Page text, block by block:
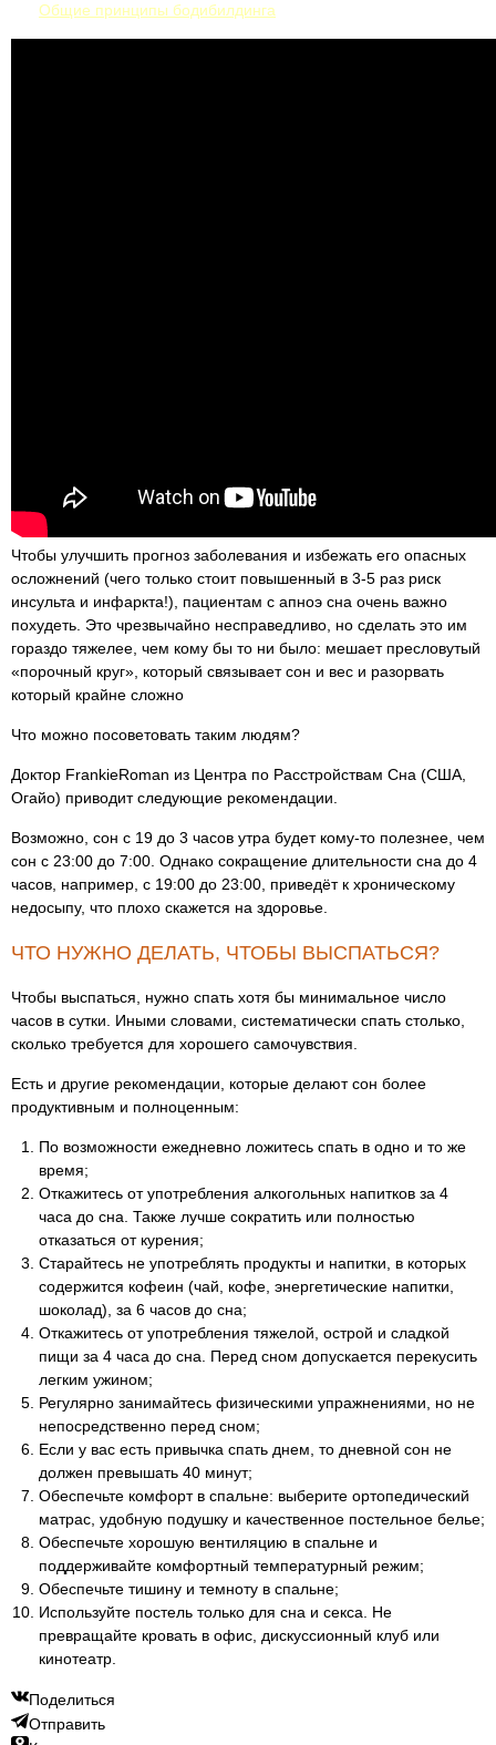
Общие принципы бодибилдинга
Чтобы улучшить прогноз заболевания и избежать его опасных
осложнений (чего только стоит повышенный в 3-5 раз риск
инсульта и инфаркта!), пациентам с апноэ сна очень важно
похудеть. Это чрезвычайно несправедливо, но сделать это им
гораздо тяжелее, чем кому бы то ни было: мешает пресловутый
«порочный круг», который связывает сон и вес и разорвать
который крайне сложно
Что можно посоветовать таким людям?
Доктор FrankieRoman из Центра по Расстройствам Сна (США,
Огайо) приводит следующие рекомендации.
Возможно, сон с 19 до 3 часов утра будет кому-то полезнее, чем
сон с 23:00 до 7:00. Однако сокращение длительности сна до 4
часов, например, с 19:00 до 23:00, приведёт к хроническому
недосыпу, что плохо скажется на здоровье.
ЧТО НУЖНО ДЕЛАТЬ, ЧТОБЫ ВЫСПАТЬСЯ?
Чтобы выспаться, нужно спать хотя бы минимальное число
часов в сутки. Иными словами, систематически спать столько,
сколько требуется для хорошего самочувствия.
Есть и другие рекомендации, которые делают сон более
продуктивным и полноценным:
По возможности ежедневно ложитесь спать в одно и то же
время;
Откажитесь от употребления алкогольных напитков за 4
часа до сна. Также лучше сократить или полностью
отказаться от курения;
Старайтесь не употреблять продукты и напитки, в которых
содержится кофеин (чай, кофе, энергетические напитки,
шоколад), за 6 часов до сна;
Откажитесь от употребления тяжелой, острой и сладкой
пищи за 4 часа до сна. Перед сном допускается перекусить
легким ужином;
Регулярно занимайтесь физическими упражнениями, но не
непосредственно перед сном;
Если у вас есть привычка спать днем, то дневной сон не
должен превышать 40 минут;
Обеспечьте комфорт в спальне: выберите ортопедический
матрас, удобную подушку и качественное постельное белье;
Обеспечьте хорошую вентиляцию в спальне и
поддерживайте комфортный температурный режим;
Обеспечьте тишину и темноту в спальне;
Используйте постель только для сна и секса. Не
превращайте кровать в офис, дискуссионный клуб или
кинотеатр.
Поделиться
Отправить